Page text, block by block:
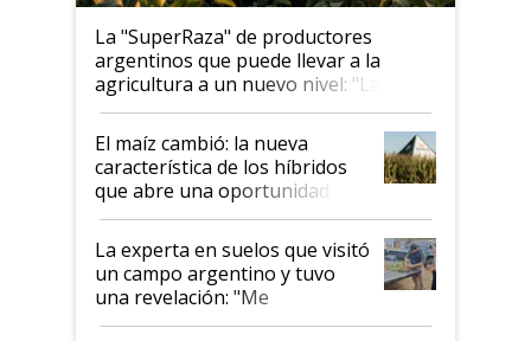
La "SuperRaza" de productores
argentinos que puede llevar a la
agricultura a un nuevo nivel: "Las
posibilidades de crecimiento son
infinitas"
El maíz cambió: la nueva
característica de los híbridos
que abre una oportunidad en
el lote
La experta en suelos que visitó
un campo argentino y tuvo
una revelación: "Me
impresionó mucho"